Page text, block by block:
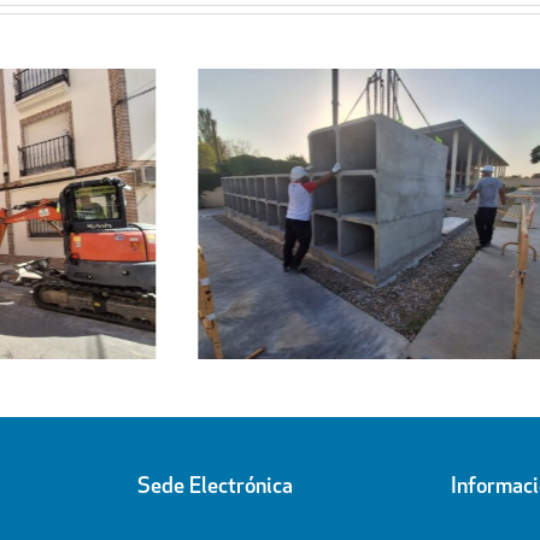
Regresa a sus hogares el centenar
de personas acogidas en el
Pabellón Cubierto
Sede Electrónica